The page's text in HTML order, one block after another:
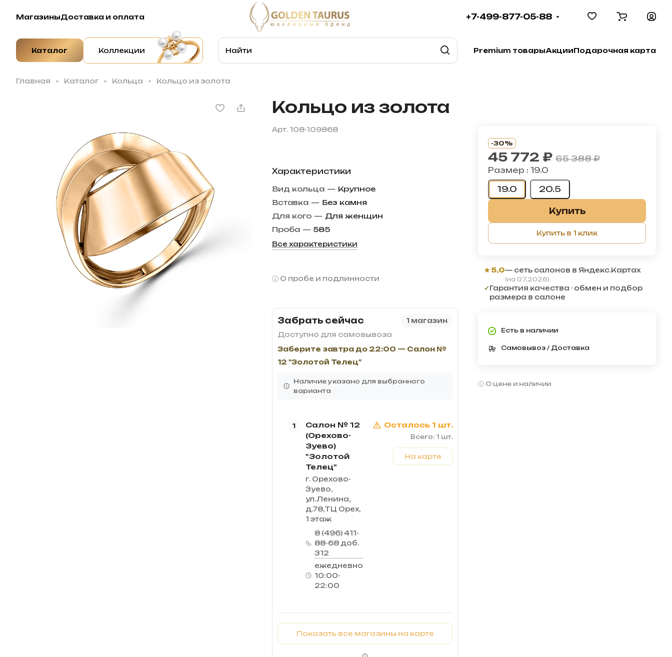
МагазиныДоставка и оплата +7-499-877-05-88
Каталог Коллекции Premium товарыАкцииПодарочная карта
Главная Каталог Кольца Кольцо из золота
Кольцо из золота
Арт. 108-109868
Характеристики
Вид кольца — Крупное
Вставка — Без камня
Для кого — Для женщин
Проба — 585
Все характеристики
О пробе и подлинности
Забрать сейчас
1 магазин
Доступно для самовывоза
Заберите завтра до 22:00 — Салон №
12 "Золотой Телец"
Наличие указано для выбранного
варианта
1
Салон № 12
(Орехово-
Зуево)
"Золотой
Телец"
г. Орехово-
Зуево,
ул.Ленина,
д.78,ТЦ Орех,
1 этаж
8 (496) 411-
88-68 доб.
312
ежедневно
10:00-
22:00
Осталось 1 шт.
Всего: 1 шт.
На карте
Показать все магазины на карте
-30%
45 772 ₽ 65 388 ₽
Размер : 19.0
19.0 20.5
Купить
Купить в 1 клик
★ 5,0— сеть салонов в Яндекс.Картах
(на 07.2026)
✓Гарантия качества · обмен и подбор
размера в салоне
Есть в наличии
Самовывоз / Доставка
О цене и наличии